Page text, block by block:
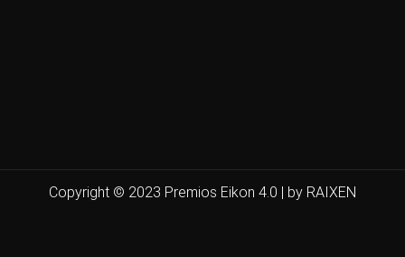
Copyright © 2023 Premios Eikon 4.0 | by RAIXEN